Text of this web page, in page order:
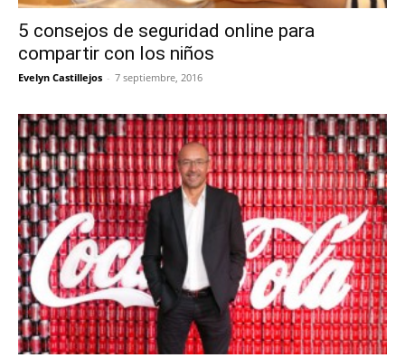
5 consejos de seguridad online para
compartir con los niños
Evelyn Castillejos - 7 septiembre, 2016